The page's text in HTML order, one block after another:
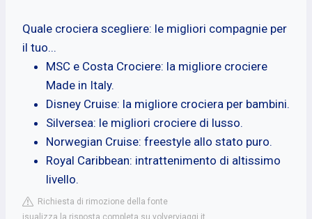
Quale crociera scegliere: le migliori compagnie per
il tuo...
MSC e Costa Crociere: la migliore crociere
Made in Italy.
Disney Cruise: la migliore crociera per bambini.
Silversea: le migliori crociere di lusso.
Norwegian Cruise: freestyle allo stato puro.
Royal Caribbean: intrattenimento di altissimo
livello.
Richiesta di rimozione della fonte
isualizza la risposta completa su volverviaggi.it